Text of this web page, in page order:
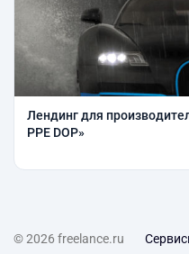
Лендинг для
PPE DOP»
© 2026 freelance.ru